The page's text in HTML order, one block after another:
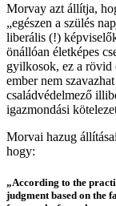
Morvay azt állítja,
„egészen a szülés
liberális (!)
önállóan életképes
gyilkosok, ez a rövid
ember nem
családvédelmező
igazmondási
Morvai hazug
hogy:
„According to the
judgment based on the